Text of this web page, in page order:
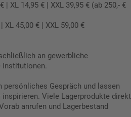
| XL 14,95 € | XXL 39,95 € (ab 250,- €
XL 45,00 € | XXL 59,00 €
an gewerbliche
Institutionen.
persönliches Gespräch und lassen
Viele Lagerprodukte direkt
anrufen und Lagerbestand